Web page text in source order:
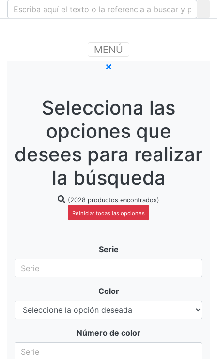
MENÚ
Selecciona las
opciones que
desees para realizar
la búsqueda
(2028 productos encontrados)
Reiniciar todas las opciones
Serie
Color
Número de color